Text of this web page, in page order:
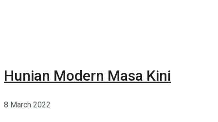
Hunian Modern Masa Kini
8 March 2022